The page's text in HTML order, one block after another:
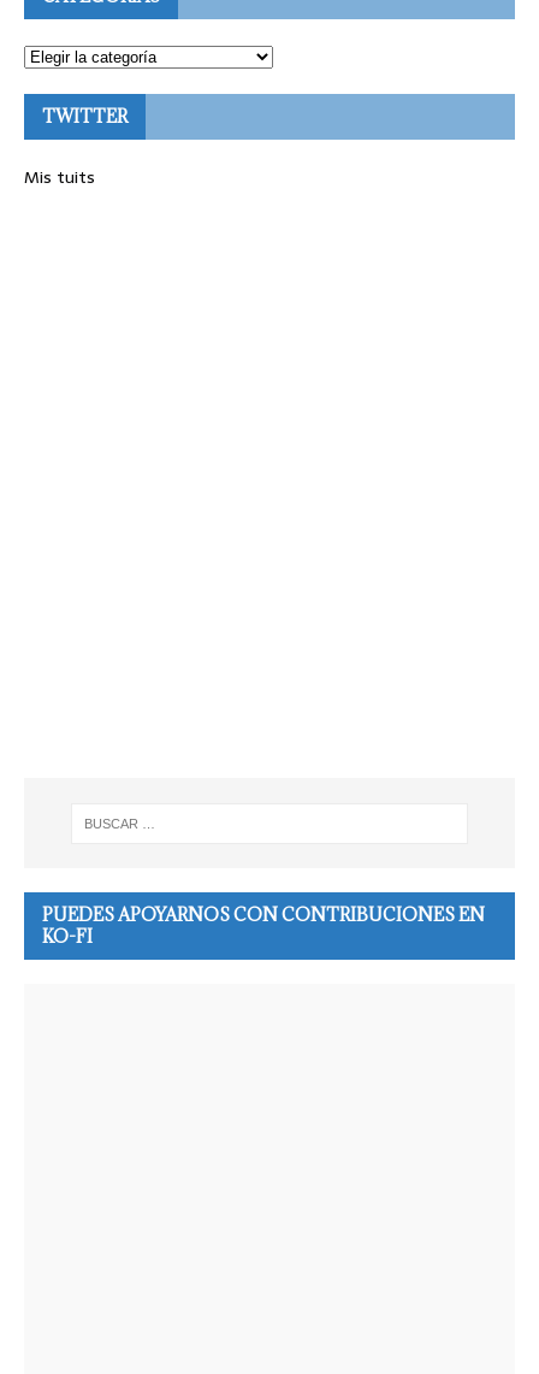
TWITTER
Mis tuits
PUEDES APOYARNOS CON CONTRIBUCIONES EN
KO-FI